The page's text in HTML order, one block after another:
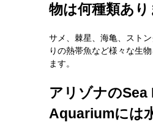
物は何種類あり
サメ、棘星、海亀、スト
りの熱帯魚など様々な生
ます。
アリゾナのSea
Aquariumには